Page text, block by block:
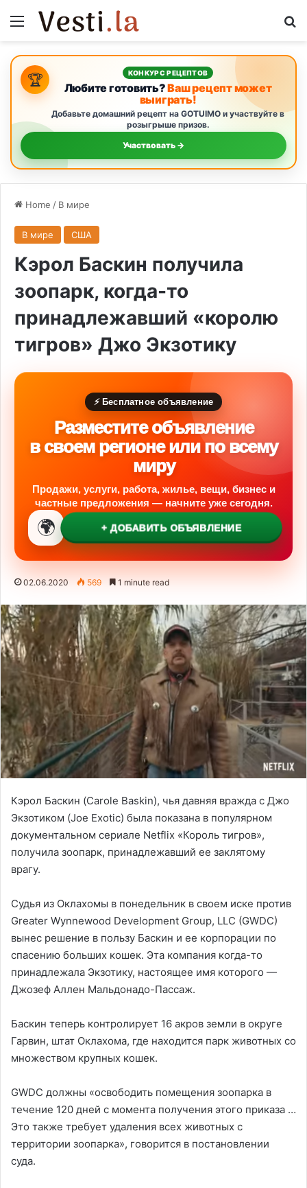
Menu
🏆 КОНКУРС РЕЦЕПТОВ
Любите готовить?Ваш рецепт может
выиграть!
Добавьте домашний рецепт на GOTUIMO и участвуйте в
розыгрыше призов.
Участвовать →
Home / В мире
В мире США
Кэрол Баскин получила
зоопарк, когда-то
принадлежавший «королю
тигров» Джо Экзотику
⚡ Бесплатное объявление
Разместите объявление
в своем регионе или по всему
миру
Продажи, услуги, работа, жилье, вещи, бизнес и
частные предложения — начните уже сегодня.
🌍 + ДОБАВИТЬ ОБЪЯВЛЕНИЕ
02.06.2020 569 1 minute read
Кэрол Баскин (Carole Baskin), чья давняя вражда с Джо
Экзотиком (Joe Exotic) была показана в популярном
документальном сериале Netflix «Король тигров»,
получила зоопарк, принадлежавший ее заклятому
врагу.
Судья из Оклахомы в понедельник в своем иске против
Greater Wynnewood Development Group, LLC (GWDC)
вынес решение в пользу Баскин и ее корпорации по
спасению больших кошек. Эта компания когда-то
принадлежала Экзотику, настоящее имя которого —
Джозеф Аллен Мальдонадо-Пассаж.
Баскин теперь контролирует 16 акров земли в округе
Гарвин, штат Оклахома, где находится парк животных со
множеством крупных кошек.
GWDC должны «освободить помещения зоопарка в
течение 120 дней с момента получения этого приказа …
Это также требует удаления всех животных с
территории зоопарка», говорится в постановлении
суда.